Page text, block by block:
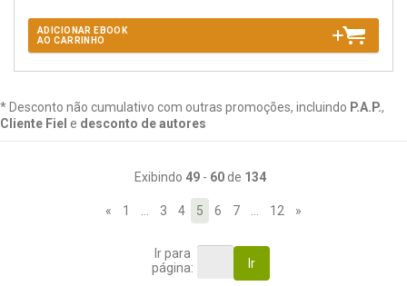
ADICIONAR EBOOK
AO CARRINHO
* Desconto não cumulativo com outras promoções, incluindo P.A.P.,
Cliente Fiel e desconto de autores
Exibindo 49- 60de 134
« 1 3 4 5 6 7 12 »
Ir para
página:
Ir